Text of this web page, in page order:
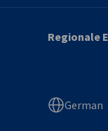
Regionale
German